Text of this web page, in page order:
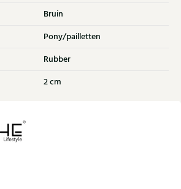
Bruin
Pony/pailletten
Rubber
2 cm